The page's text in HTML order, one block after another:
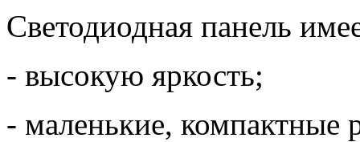
Светодиодная панель
- высокую яркость;
- маленькие, компактные